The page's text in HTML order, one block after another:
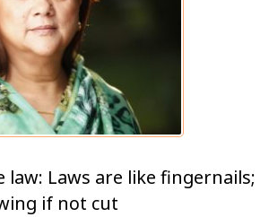
law: Laws are like fingernails;
if not cut